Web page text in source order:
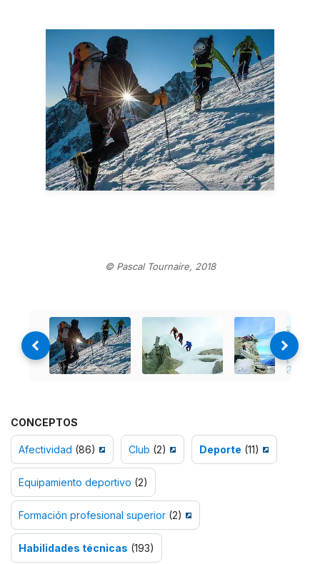
© Pascal Tournaire, 2018
CONCEPTOS
Afectividad (86) Club (2) Deporte (11)
Equipamiento deportivo (2)
Formación profesional superior (2)
Habilidades técnicas (193)